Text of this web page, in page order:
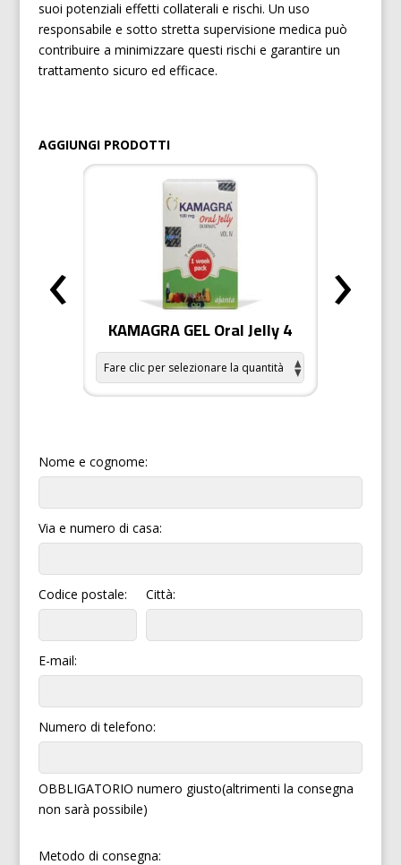
suoi potenziali effetti collaterali e rischi. Un uso
responsabile e sotto stretta supervisione medica può
contribuire a minimizzare questi rischi e garantire un
trattamento sicuro ed efficace.
AGGIUNGI PRODOTTI
KAMAGRA GEL Oral Jelly 4
‹ ›
Nome e cognome:
Via e numero di casa:
Codice postale: Città:
E-mail:
Numero di telefono:
OBBLIGATORIO numero giusto(altrimenti la consegna
non sarà possibile)
Metodo di consegna: